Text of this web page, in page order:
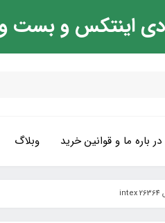
اینتکس و بست
در باره ما و قوانین خرید وبلاگ